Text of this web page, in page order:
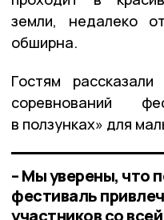
земли, недалеко
обширна.
Гостям
соревнований
в ползунках» для
– Мы уверены, что
фестиваль